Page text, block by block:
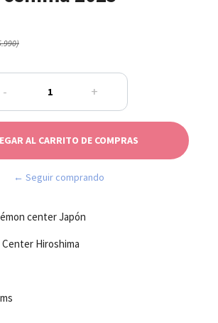
- +
← Seguir comprando
center Japón
Hiroshima